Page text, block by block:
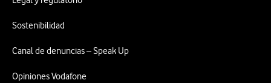
Sostenibilidad
Canal de denuncias – Speak Up
Opiniones Vodafone